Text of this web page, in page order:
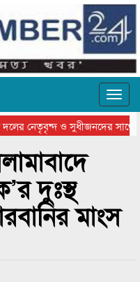
নেতৃবৃন্দ ও সুধীজনদের সাথে
গ্রুপ থিয়েটার
দুঃস্থ
মাংস